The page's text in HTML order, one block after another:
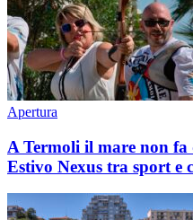
Apertura
A Termoli il mare non
Estivo Nexus tra sport e